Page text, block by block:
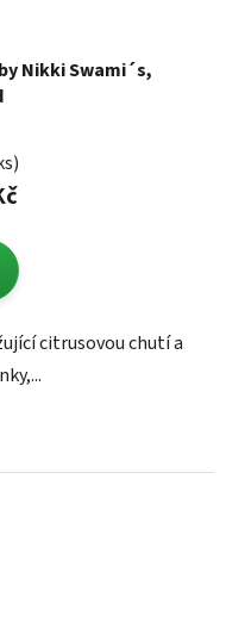
Nikki Swami´s,
citrusovou chutí a